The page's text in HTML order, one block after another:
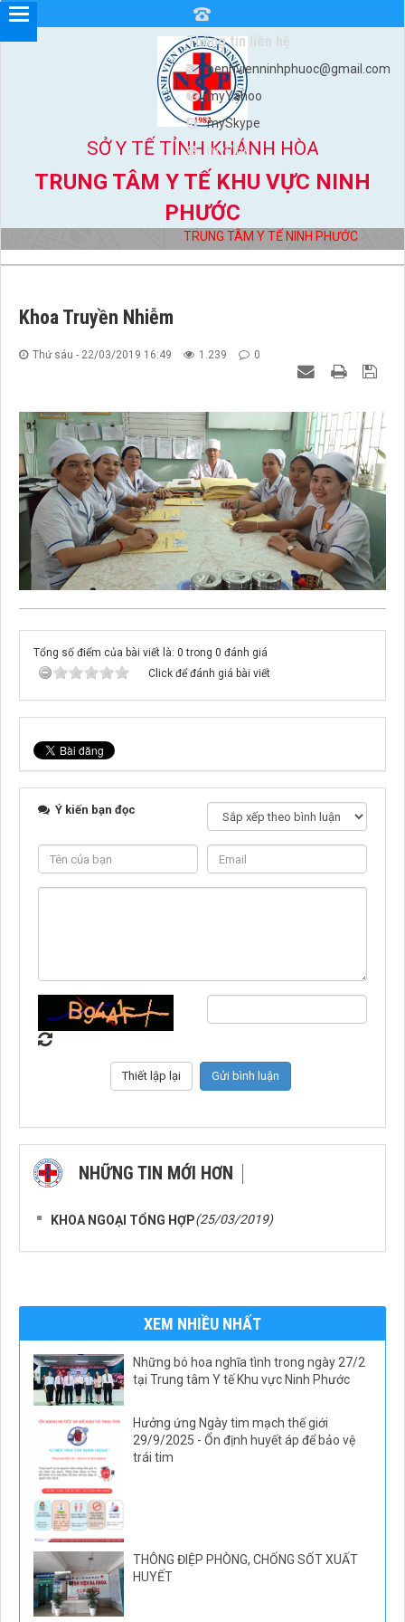
SỞ Y TẾ TỈNH KHÁNH HÒA
TRUNG TÂM Y TẾ KHU VỰC NINH
PHƯỚC
TRUNG TÂM Y TẾ NINH PHƯỚC
Thông tin liên hệ
benhvienninhphuoc@gmail.com
myYahoo
mySkype
myViber
Khoa Truyền Nhiễm
Thứ sáu - 22/03/2019 16:49 1.239 0
Tổng số điểm của bài viết là: 0 trong 0 đánh giá
Click để đánh giá bài viết
Ý kiến bạn đọc
NHỮNG TIN MỚI HƠN
KHOA NGOẠI TỔNG HỢP(25/03/2019)
XEM NHIỀU NHẤT
Những bó hoa nghĩa tình trong ngày 27/2
tại Trung tâm Y tế Khu vực Ninh Phước
Hưởng ứng Ngày tim mạch thế giới
29/9/2025 - Ổn định huyết áp để bảo vệ
trái tim
THÔNG ĐIỆP PHÒNG, CHỐNG SỐT XUẤT
HUYẾT